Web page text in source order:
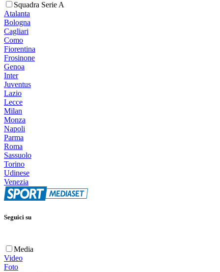
Squadra Serie A
Atalanta
Bologna
Cagliari
Como
Fiorentina
Frosinone
Genoa
Inter
Juventus
Lazio
Lecce
Milan
Monza
Napoli
Parma
Roma
Sassuolo
Torino
Udinese
Venezia
Seguici su
Media
Video
Foto